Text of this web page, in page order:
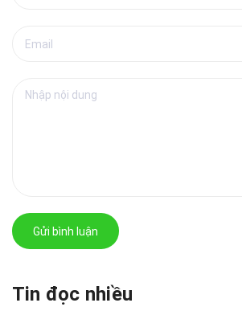
Gửi bình luận
Tin đọc nhiều